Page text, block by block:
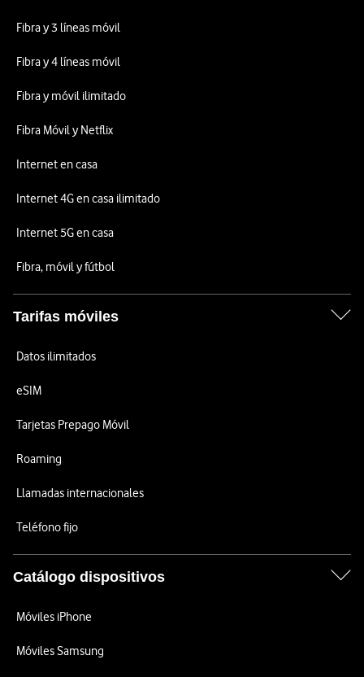
Fibra y 3 líneas móvil
Fibra y 4 líneas móvil
Fibra y móvil ilimitado
Fibra Móvil y Netflix
Internet en casa
Internet 4G en casa ilimitado
Internet 5G en casa
Fibra, móvil y fútbol
Tarifas móviles
Datos ilimitados
eSIM
Tarjetas Prepago Móvil
Roaming
Llamadas internacionales
Teléfono fijo
Catálogo dispositivos
Móviles iPhone
Móviles Samsung